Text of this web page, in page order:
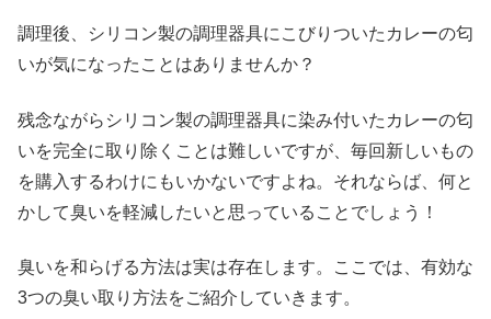
調理後、シリコン製の調理器具にこびりついたカレーの匂
いが気になったことはありませんか？
残念ながらシリコン製の調理器具に染み付いたカレーの匂
いを完全に取り除くことは難しいですが、毎回新しいもの
を購入するわけにもいかないですよね。それならば、何と
かして臭いを軽減したいと思っていることでしょう！
臭いを和らげる方法は実は存在します。ここでは、有効な
3つの臭い取り方法をご紹介していきます。